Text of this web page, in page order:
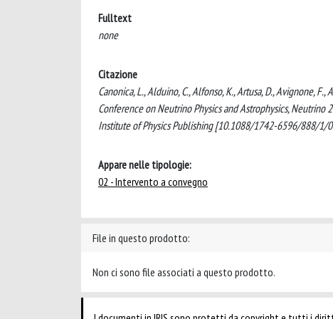
Fulltext
none
Citazione
Canonica, L., Alduino, C., Alfonso, K., Artusa, D., Avignone,
Conference on Neutrino Physics and Astrophysics,
Institute of Physics Publishing [10.1088/1742-6596/888/1/
Appare nelle tipologie:
02 - Intervento a convegno
File in questo prodotto:
Non ci sono file associati a questo prodotto.